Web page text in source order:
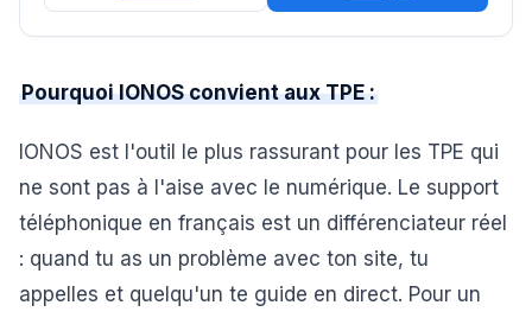
Pourquoi IONOS convient aux TPE :
IONOS est l'outil le plus rassurant pour les TPE qui
ne sont pas à l'aise avec le numérique. Le support
téléphonique en français est un différenciateur réel
: quand tu as un problème avec ton site, tu
appelles et quelqu'un te guide en direct. Pour un